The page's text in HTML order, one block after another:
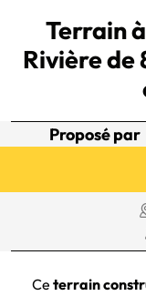
Terrain
Rivière de
Proposé par
Ce terrain